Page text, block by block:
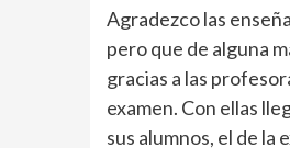
Agradezco las
pero que de alguna
gracias a las
examen. Con ellas
sus alumnos, el de